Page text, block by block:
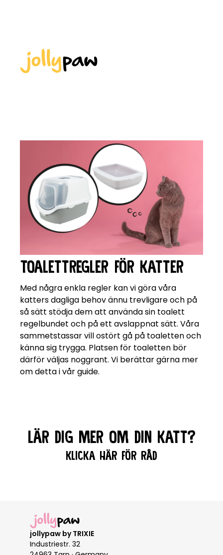
TOALETTREGLER FÖR KATTER
Med några enkla regler kan vi göra våra
katters dagliga behov ännu trevligare och på
så sätt stödja dem att använda sin toalett
regelbundet och på ett avslappnat sätt. Våra
sammetstassar vill ostört gå på toaletten och
känna sig trygga. Platsen för toaletten bör
därför väljas noggrant. Vi berättar gärna mer
om detta i vår guide.
LÄR DIG MER OM DIN KATT?
KLICKA HÄR FÖR RÅD
jollypaw by TRIXIE
Industriestr. 32